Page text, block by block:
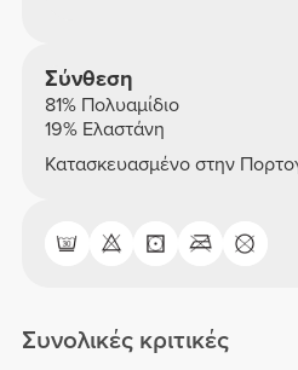
Σύνθεση
81% Πολυαμίδιο
19% Ελαστάνη
Κατασκευασμένο στην
Συνολικές κριτικές